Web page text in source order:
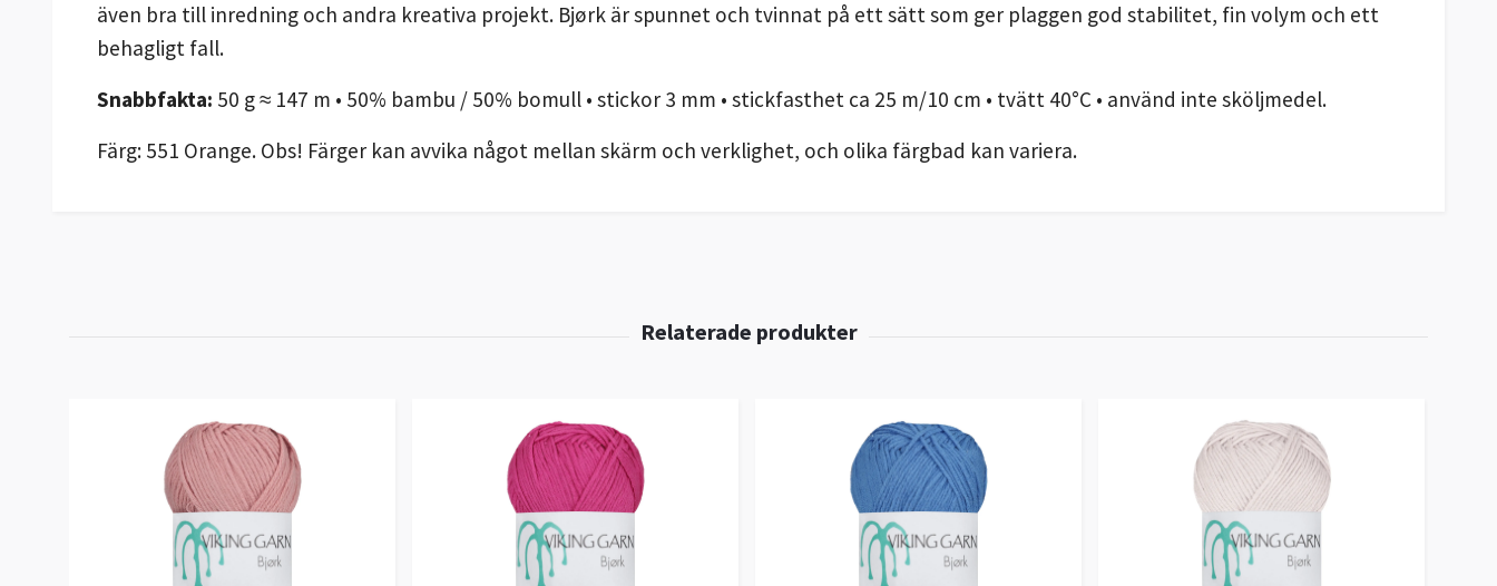
även bra till inredning och andra kreativa projekt. Bjørk är spunnet och tvinnat på ett sätt som ger plaggen god stabilitet, fin volym och ett
behagligt fall.
Snabbfakta: 50 g ≈ 147 m • 50% bambu / 50% bomull • stickor 3 mm • stickfasthet ca 25 m/10 cm • tvätt 40°C • använd inte sköljmedel.
Färg: 551 Orange. Obs! Färger kan avvika något mellan skärm och verklighet, och olika färgbad kan variera.